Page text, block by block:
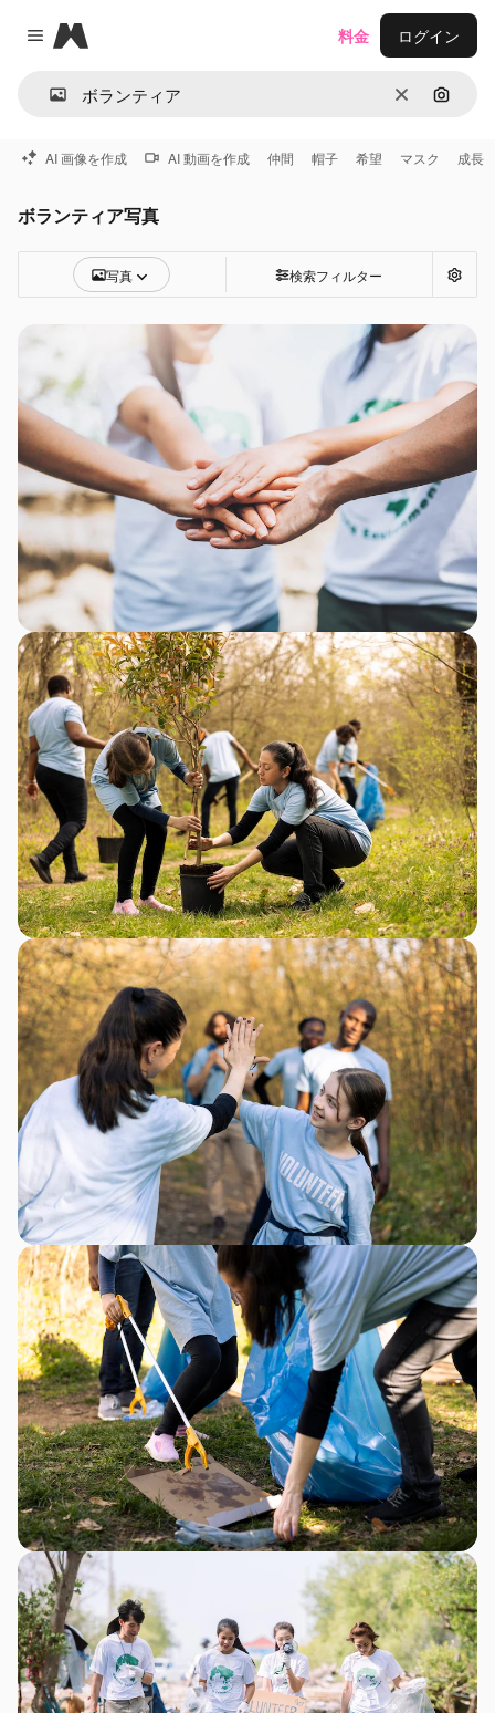
Close menu
Magnific
消去 画像で
料金 ログイン
AI 画像を作成 AI 動画を作成 仲間 帽子 希望 マスク 成長
ボランティア写真
写真 検索フィルター